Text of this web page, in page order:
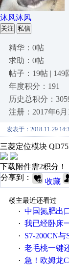
沐风沐风
关注 私信
精华：0帖
求助：0帖
帖子：19帖 | 149
年度积分：191
历史总积分：
注册：2017年6月
发表于：2018-11-29
三菱定位模块
下载附件需2积分！
分享到：
收藏
楼主最近还看过
· 中国氮肥出
· 我已经卧床一个多月了，是出去安
· S7-200CN与
· 老毛桃一键还原，傻瓜式操作一键轻松备
· 急！欧姆龙CJ1M系列PLC,如何用时间